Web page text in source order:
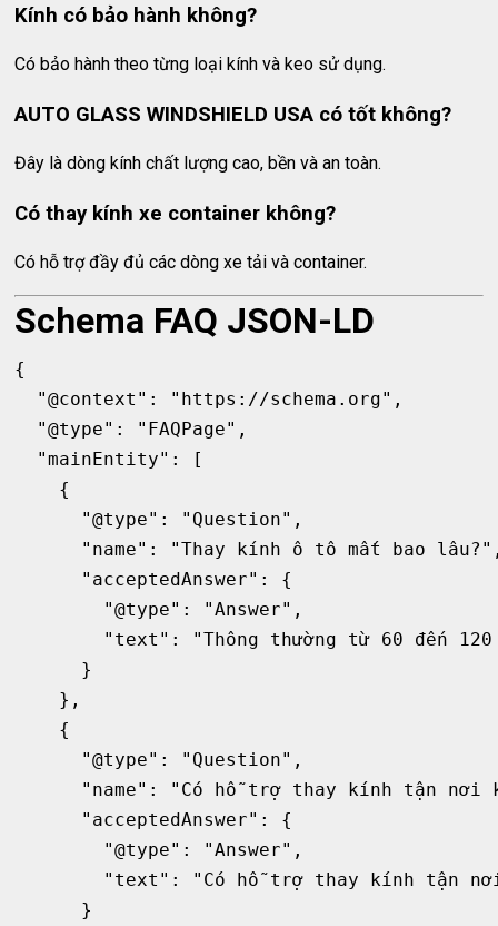
Kính có bảo hành không?
Có bảo hành theo từng loại kính và keo sử dụng.
AUTO GLASS WINDSHIELD USA có tốt không?
Đây là dòng kính chất lượng cao, bền và an toàn.
Có thay kính xe container không?
Có hỗ trợ đầy đủ các dòng xe tải và container.
Schema FAQ JSON-LD
{
  "@context": "https://schema.org",
  "@type": "FAQPage",
  "mainEntity": [
    {
      "@type": "Question",
"name": "Thay kính ô tô mất bao
      "acceptedAnswer": {
        "@type": "Answer",
"text": "Thông thường từ 60 đến
      }
    },
    {
      "@type": "Question",
"name": "Có hỗ trợ thay kính tận nơi
      "acceptedAnswer": {
        "@type": "Answer",
"text": "Có hỗ trợ thay kính tận
      }